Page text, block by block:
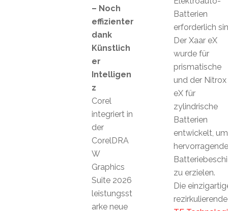
Batterien
erforderlich
Der Xaar eX
wurde für
prismatische
und der Nitrox
eX für
zylindrische
Batterien
entwickelt, um
hervorragende
zu erzielen.
Die
rezirkulierende
– Noch
effizienter
dank
Künstlich
er
Intelligen
z
Corel
integriert in
der
CorelDRA
W
Graphics
Suite 2026
leistungsst
arke neue